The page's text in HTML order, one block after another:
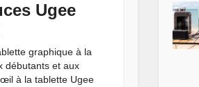
Ugee
graphique à la
débutants et aux
à la tablette Ugee